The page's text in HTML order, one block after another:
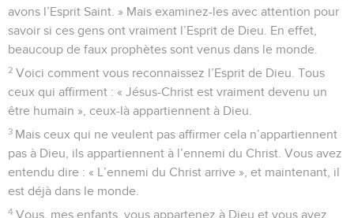
avons l’Esprit Saint. » Mais examinez-les avec attention pour
savoir si ces gens ont vraiment l’Esprit de Dieu. En effet,
beaucoup de faux prophètes sont venus dans le monde.
2 Voici comment vous reconnaissez l’Esprit de Dieu. Tous
ceux qui affirment : « Jésus-Christ est vraiment devenu un
être humain », ceux-là appartiennent à Dieu.
3 Mais ceux qui ne veulent pas affirmer cela n’appartiennent
pas à Dieu, ils appartiennent à l’ennemi du Christ. Vous avez
entendu dire : « L’ennemi du Christ arrive », et maintenant, il
est déjà dans le monde.
4 Vous, mes enfants, vous appartenez à Dieu et vous avez